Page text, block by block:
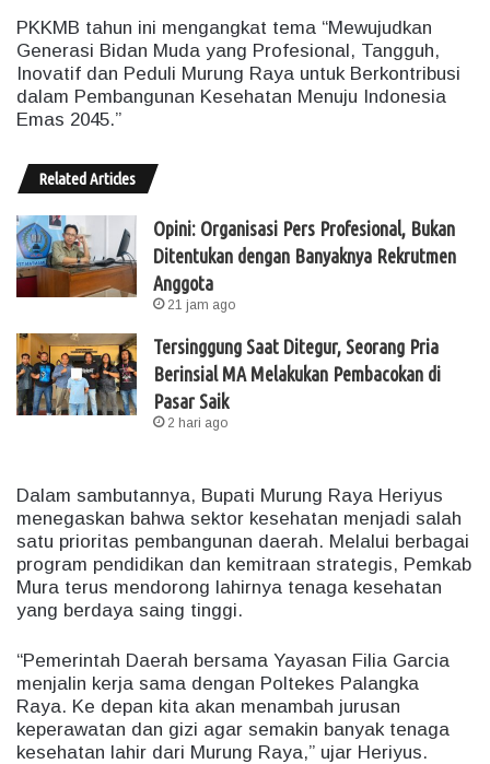
PKKMB tahun ini mengangkat tema “Mewujudkan
Generasi Bidan Muda yang Profesional, Tangguh,
Inovatif dan Peduli Murung Raya untuk Berkontribusi
dalam Pembangunan Kesehatan Menuju Indonesia
Emas 2045.”
Related Articles
Opini: Organisasi Pers Profesional, Bukan
Ditentukan dengan Banyaknya Rekrutmen
Anggota
21 jam ago
Tersinggung Saat Ditegur, Seorang Pria
Berinsial MA Melakukan Pembacokan di
Pasar Saik
2 hari ago
Dalam sambutannya, Bupati Murung Raya Heriyus
menegaskan bahwa sektor kesehatan menjadi salah
satu prioritas pembangunan daerah. Melalui berbagai
program pendidikan dan kemitraan strategis, Pemkab
Mura terus mendorong lahirnya tenaga kesehatan
yang berdaya saing tinggi.
“Pemerintah Daerah bersama Yayasan Filia Garcia
menjalin kerja sama dengan Poltekes Palangka
Raya. Ke depan kita akan menambah jurusan
keperawatan dan gizi agar semakin banyak tenaga
kesehatan lahir dari Murung Raya,” ujar Heriyus.